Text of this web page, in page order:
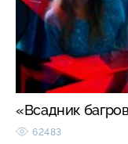
«Всадник
62483